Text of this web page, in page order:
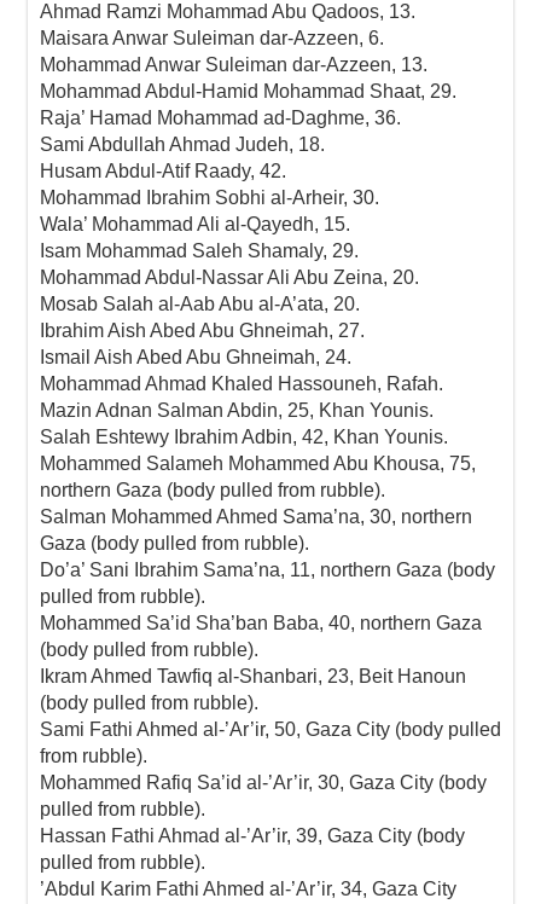
Ahmad Ramzi Mohammad Abu Qadoos, 13.
Maisara Anwar Suleiman dar-Azzeen, 6.
Mohammad Anwar Suleiman dar-Azzeen, 13.
Mohammad Abdul-Hamid Mohammad Shaat, 29.
Raja’ Hamad Mohammad ad-Daghme, 36.
Sami Abdullah Ahmad Judeh, 18.
Husam Abdul-Atif Raady, 42.
Mohammad Ibrahim Sobhi al-Arheir, 30.
Wala’ Mohammad Ali al-Qayedh, 15.
Isam Mohammad Saleh Shamaly, 29.
Mohammad Abdul-Nassar Ali Abu Zeina, 20.
Mosab Salah al-Aab Abu al-A’ata, 20.
Ibrahim Aish Abed Abu Ghneimah, 27.
Ismail Aish Abed Abu Ghneimah, 24.
Mohammad Ahmad Khaled Hassouneh, Rafah.
Mazin Adnan Salman Abdin, 25, Khan Younis.
Salah Eshtewy Ibrahim Adbin, 42, Khan Younis.
Mohammed Salameh Mohammed Abu Khousa, 75,
northern Gaza (body pulled from rubble).
Salman Mohammed Ahmed Sama’na, 30, northern
Gaza (body pulled from rubble).
Do’a’ Sani Ibrahim Sama’na, 11, northern Gaza (body
pulled from rubble).
Mohammed Sa’id Sha’ban Baba, 40, northern Gaza
(body pulled from rubble).
Ikram Ahmed Tawfiq al-Shanbari, 23, Beit Hanoun
(body pulled from rubble).
Sami Fathi Ahmed al-’Ar’ir, 50, Gaza City (body pulled
from rubble).
Mohammed Rafiq Sa’id al-’Ar’ir, 30, Gaza City (body
pulled from rubble).
Hassan Fathi Ahmad al-’Ar’ir, 39, Gaza City (body
pulled from rubble).
’Abdul Karim Fathi Ahmed al-’Ar’ir, 34, Gaza City